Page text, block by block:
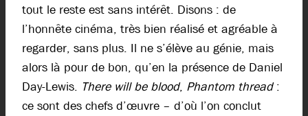
tout le reste est sans intérêt. Disons : de
l’honnête cinéma, très bien réalisé et agréable à
regarder, sans plus. Il ne s’élève au génie, mais
alors là pour de bon, qu’en la présence de Daniel
Day-Lewis. There will be blood, Phantom thread:
ce sont des chefs d’œuvre – d’où l’on conclut